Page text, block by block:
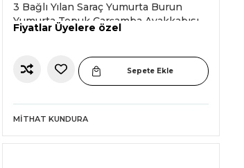
3 Bağlı Yılan Saraç Yumurta Burun
Yumurta Topuk Çarşamba Ayakkabısı
Fiyatlar Üyelere özel
Sepete Ekle
MITHAT KUNDURA